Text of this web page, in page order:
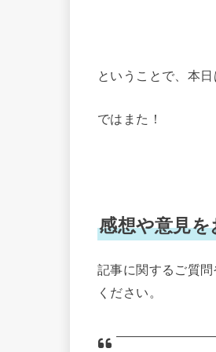
ということで、本
ではまた！
感想や意見
記事に関するご質
ください。